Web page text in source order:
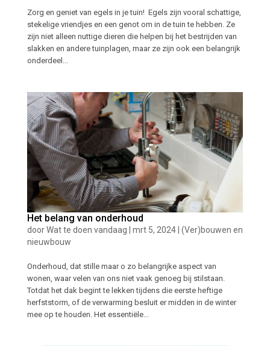
Zorg en geniet van egels in je tuin! Egels zijn vooral schattige,
stekelige vriendjes en een genot om in de tuin te hebben. Ze
zijn niet alleen nuttige dieren die helpen bij het bestrijden van
slakken en andere tuinplagen, maar ze zijn ook een belangrijk
onderdeel...
Het belang van onderhoud
doorWat te doen vandaag mrt 5, 2024| (Ver)bouwen en
nieuwbouw
Onderhoud, dat stille maar o zo belangrijke aspect van
wonen, waar velen van ons niet vaak genoeg bij stilstaan.
Totdat het dak begint te lekken tijdens die eerste heftige
herfststorm, of de verwarming besluit er midden in de winter
mee op te houden. Het essentiële...